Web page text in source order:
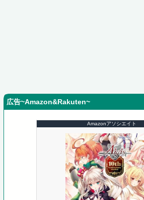
広告~Amazon&Rakuten~
Amazonアソシエイト